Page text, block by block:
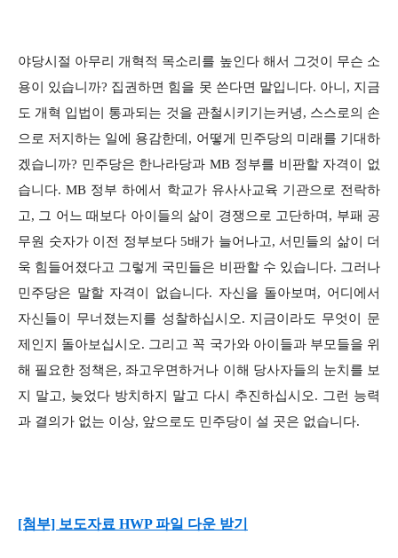
야당시절 아무리 개혁적 목소리를 높인다 해서 그것이 무슨 소
용이 있습니까? 집권하면 힘을 못 쓴다면 말입니다. 아니, 지금
도 개혁 입법이 통과되는 것을 관철시키기는커녕, 스스로의 손
으로 저지하는 일에 용감한데, 어떻게 민주당의 미래를 기대하
겠습니까? 민주당은 한나라당과 MB 정부를 비판할 자격이 없
습니다. MB 정부 하에서 학교가 유사사교육 기관으로 전락하
고, 그 어느 때보다 아이들의 삶이 경쟁으로 고단하며, 부패 공
무원 숫자가 이전 정부보다 5배가 늘어나고, 서민들의 삶이 더
욱 힘들어졌다고 그렇게 국민들은 비판할 수 있습니다. 그러나
민주당은 말할 자격이 없습니다. 자신을 돌아보며, 어디에서
자신들이 무너졌는지를 성찰하십시오. 지금이라도 무엇이 문
제인지 돌아보십시오. 그리고 꼭 국가와 아이들과 부모들을 위
해 필요한 정책은, 좌고우면하거나 이해 당사자들의 눈치를 보
지 말고, 늦었다 방치하지 말고 다시 추진하십시오. 그런 능력
과 결의가 없는 이상, 앞으로도 민주당이 설 곳은 없습니다.
[첨부] 보도자료 HWP 파일 다운 받기